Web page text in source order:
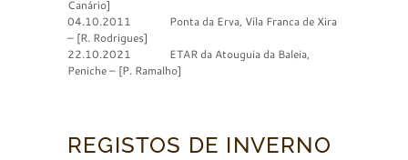
Canário]
04.10.2011 Ponta da Erva, Vila Franca de Xira
– [R. Rodrigues]
22.10.2021 ETAR da Atouguia da Baleia,
Peniche – [P. Ramalho]
REGISTOS DE INVERNO